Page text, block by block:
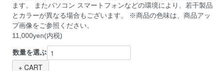
ます。 またパソコン スマートフォンなどの環境により、若干製品
とカラーが異なる場合もございます。 ※商品の色味は、商品アッ
プ画像をご参照ください。
11,000yen(内税)
数量を選ぶ